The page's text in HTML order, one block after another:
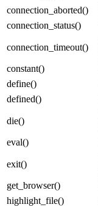
connection_aborted()
connection_status()
connection_timeout()
constant()
define()
defined()
die()
eval()
exit()
get_browser()
highlight_file()